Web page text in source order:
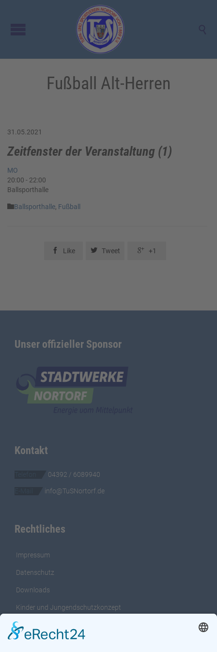
Fußball Alt-Herren
31.05.2021
Zeitfenster der Veranstaltung (1)
MO
20:00 - 22:00
Ballsporthalle
Category
Ballsporthalle, Fußball
 Like  Tweet  +1
Unser offizieller Sponsor
Kontakt
04392 / 6089940
info@TuSNortorf.de
Rechtliches
Impressum
Datenschutz
Downloads
Kinder und Jungendschutzkonzept
Interventionsleitfaden für das Kinder und
Jungendschutzkonzept